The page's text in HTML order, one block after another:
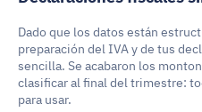
Dado que los datos están
preparación del IVA y de tus
sencilla. Se acabaron los
clasificar al final del trimestre:
para usar.